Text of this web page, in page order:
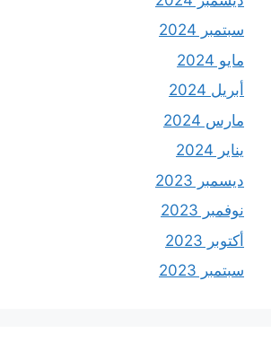
سبتمبر 2024
مايو 2024
أبريل 2024
مارس 2024
يناير 2024
ديسمبر 2023
نوفمبر 2023
أكتوبر 2023
سبتمبر 2023